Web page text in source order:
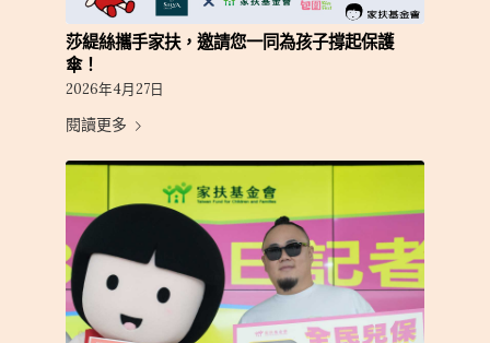
莎緹絲攜手家扶，邀請您一同為孩子撐起保護
傘！
2026年4月27日
閱讀更多